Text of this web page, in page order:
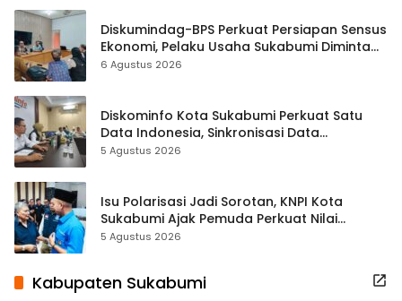
Diskumindag-BPS Perkuat Persiapan Sensus
Ekonomi, Pelaku Usaha Sukabumi Diminta
Terbuka Beri Data
6 Agustus 2026
Diskominfo Kota Sukabumi Perkuat Satu
Data Indonesia, Sinkronisasi Data
Kewilayahan Dikebut
5 Agustus 2026
Isu Polarisasi Jadi Sorotan, KNPI Kota
Sukabumi Ajak Pemuda Perkuat Nilai
Kebangsaan
5 Agustus 2026
Kabupaten Sukabumi